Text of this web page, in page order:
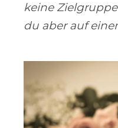
keine
du aber auf